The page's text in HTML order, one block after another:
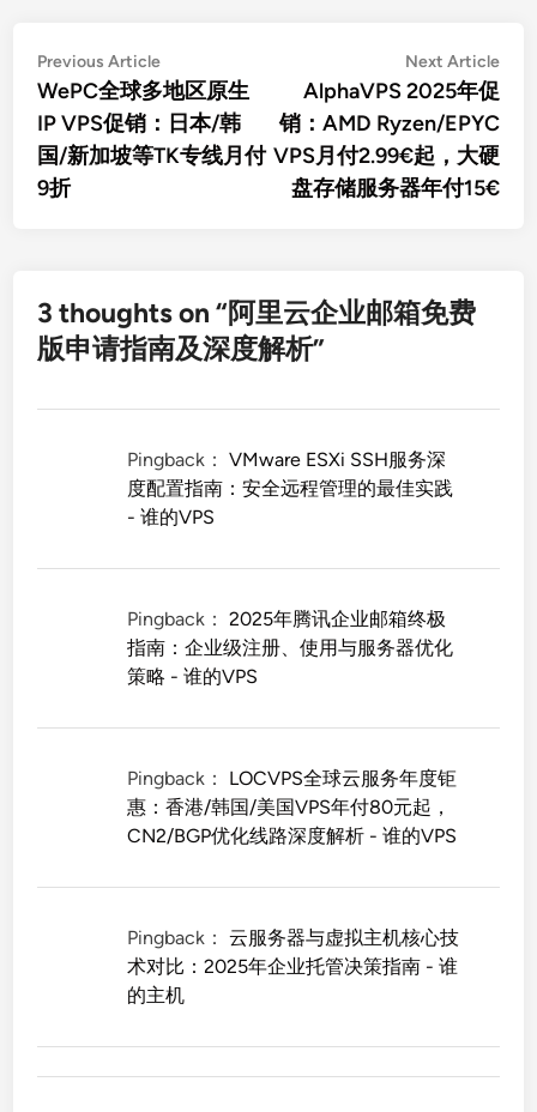
文
章
导
航
Previous ArticlePrevious
article:
WePC全球多地区原生
IP VPS促销：日本/韩
国/新加坡等TK专线月付
9折
Next Article
AlphaVPS 2025年促
销：AMD Ryzen/EPYC
VPS月付2.99€起，大硬
盘存储服务器年付15€
3 thoughts on “阿里云企业邮箱免费
版申请指南及深度解析”
Pingback：VMware ESXi SSH服务深
度配置指南：安全远程管理的最佳实践
- 谁的VPS
Pingback：2025年腾讯企业邮箱终极
指南：企业级注册、使用与服务器优化
策略 - 谁的VPS
Pingback： LOCVPS全球云服务年度钜
惠：香港/韩国/美国VPS年付80元起，
CN2/BGP优化线路深度解析 - 谁的VPS
Pingback：云服务器与虚拟主机核心技
术对比：2025年企业托管决策指南 - 谁
的主机